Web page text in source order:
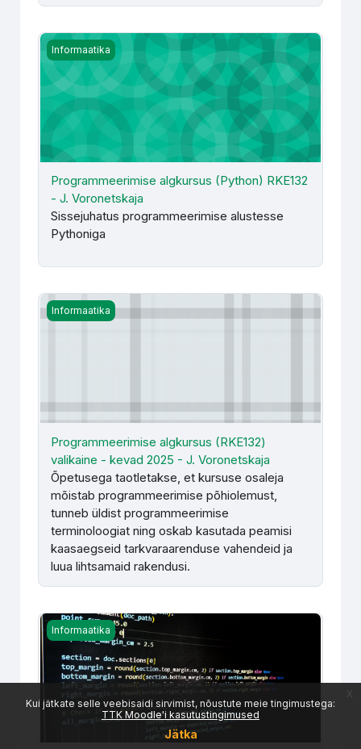
Kui jätkate selle veebisaidi sirvimist, nõustute meie tingimustega:
TTK Moodle'i kasutustingimused
Jätka
Programmeerimise algkursus (Python) RKE132 - J.
Informaatika
Programmeerimise algkursus (Python) RKE132
- J. Voronetskaja
Sissejuhatus programmeerimise alustesse
Pythoniga
Programmeerimise algkursus (RKE132) valikaine -
Informaatika
Programmeerimise algkursus (RKE132)
valikaine - kevad 2025 - J. Voronetskaja
Õpetusega taotletakse, et kursuse osaleja
mõistab programmeerimise põhiolemust,
tunneb üldist programmeerimise
terminoloogiat ning oskab kasutada peamisi
kaasaegseid tarkvaraarenduse vahendeid ja
luua lihtsamaid rakendusi.
Programmeerimise alused Python (RKE145) PÕ - A.
Informaatika